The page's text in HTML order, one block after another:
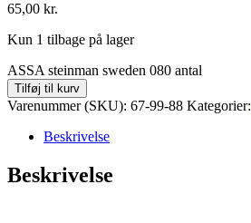
65,00 kr.
Kun 1 tilbage på lager
ASSA steinman sweden 080 antal
Tilføj til kurv
Varenummer (SKU): 67-99-88 Kategorier:
Beskrivelse
Beskrivelse